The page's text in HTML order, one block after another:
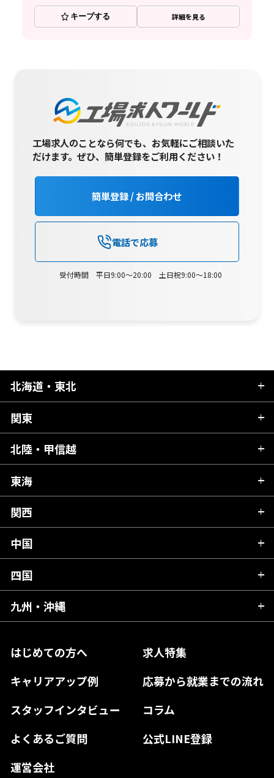
キープする 詳細を見る
工場求人のことなら何でも、お気軽にご相談いた
だけます。ぜひ、簡単登録をご利用ください！
簡単登録 / お問合わせ
電話で応募
受付時間 平日9:00～20:00 土日祝9:00～18:00
はじめての方へ
求人特集
キャリアアップ例
応募から就業までの流れ
スタッフインタビュー
コラム
よくあるご質問
公式LINE登録
運営会社
北海道・東北
北海道
青森県
秋田県
岩手県
宮城県
福島県
関東
茨城県
栃木県
群馬県
千葉県
東京都
神奈川県
北陸・甲信越
新潟県
富山県
石川県
山梨県
長野県
東海
岐阜県
静岡県
愛知県
関西
滋賀県
京都府
大阪府
奈良県
和歌山県
中国
広島県
岡山県
島根県
山口県
四国
愛媛県
徳島県
九州・沖縄
熊本県